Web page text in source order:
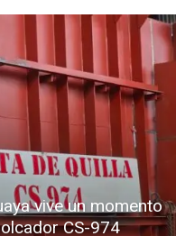
vive un momento
CS-974